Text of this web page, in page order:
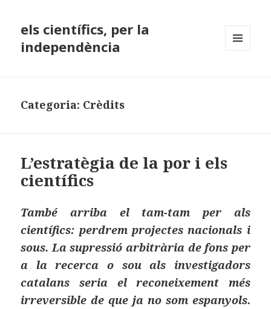
els científics, per la
independència
Categoria: Crèdits
L’estratègia de la por i els
científics
També arriba el tam-tam per als
científics: perdrem projectes nacionals i
sous. La supressió arbitrària de fons per
a la recerca o sou als investigadors
catalans seria el reconeixement més
irreversible de que ja no som espanyols.